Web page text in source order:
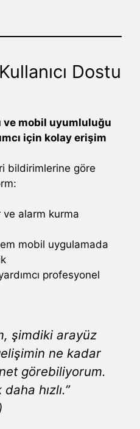
Dostu
ve mobil uyumluluğu
için kolay erişim
bildirimlerine göre
alarm kurma
mobil uygulamada
profesyonel
şimdiki arayüz
ne kadar
görebiliyorum.
hızlı.”